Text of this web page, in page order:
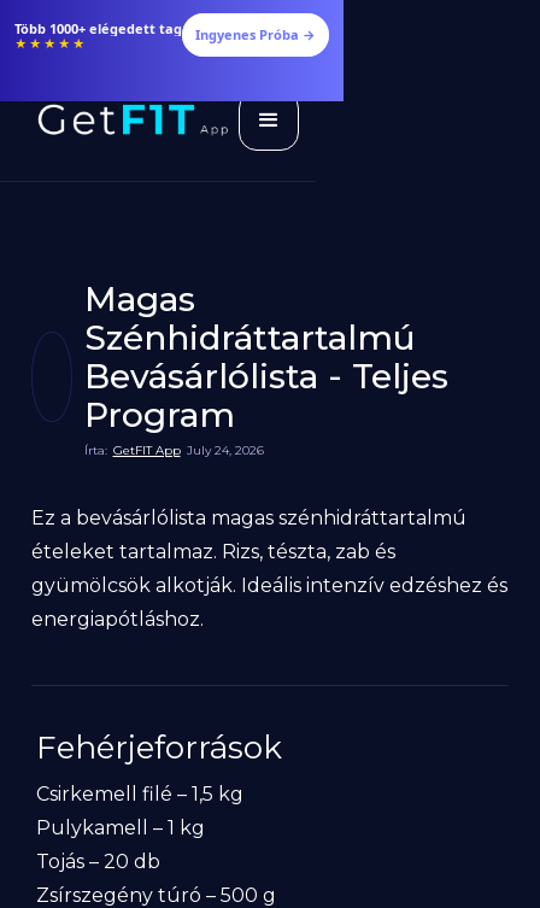
Több 1000+ elégedett tag
★★★★★ Ingyenes Próba →
Magas
Szénhidráttartalmú
Bevásárlólista - Teljes
Program
Írta: GetFIT App July 24, 2026
Ez a bevásárlólista magas szénhidráttartalmú
ételeket tartalmaz. Rizs, tészta, zab és
gyümölcsök alkotják. Ideális intenzív edzéshez és
energiapótláshoz.
Fehérjeforrások
Csirkemell filé – 1,5 kg
Pulykamell – 1 kg
Tojás – 20 db
Zsírszegény túró – 500 g